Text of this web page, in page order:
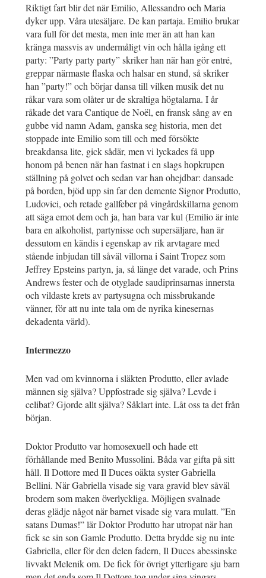
Riktigt fart blir det när Emilio, Allessandro och Maria
dyker upp. Våra utesäljare. De kan partaja. Emilio brukar
vara full för det mesta, men inte mer än att han kan
kränga massvis av undermåligt vin och hålla igång ett
party: ”Party party party” skriker han när han gör entré,
greppar närmaste flaska och halsar en stund, så skriker
han ”party!” och börjar dansa till vilken musik det nu
råkar vara som olåter ur de skraltiga högtalarna. I år
råkade det vara Cantique de Noël, en fransk sång av en
gubbe vid namn Adam, ganska seg historia, men det
stoppade inte Emilio som till och med försökte
breakdansa lite, gick sådär, men vi lyckades få upp
honom på benen när han fastnat i en slags hopkrupen
ställning på golvet och sedan var han ohejdbar: dansade
på borden, bjöd upp sin far den demente Signor Produtto,
Ludovici, och retade gallfeber på vingårdskillarna genom
att säga emot dem och ja, han bara var kul (Emilio är inte
bara en alkoholist, partynisse och supersäljare, han är
dessutom en kändis i egenskap av rik arvtagare med
stående inbjudan till såväl villorna i Saint Tropez som
Jeffrey Epsteins partyn, ja, så länge det varade, och Prins
Andrews fester och de otyglade saudiprinsarnas innersta
och vildaste krets av partysugna och missbrukande
vänner, för att nu inte tala om de nyrika kinesernas
dekadenta värld).
Intermezzo
Men vad om kvinnorna i släkten Produtto, eller avlade
männen sig själva? Uppfostrade sig själva? Levde i
celibat? Gjorde allt själva? Såklart inte. Låt oss ta det från
början.
Doktor Produtto var homosexuell och hade ett
förhållande med Benito Mussolini. Båda var gifta på sitt
håll. Il Dottore med Il Duces oäkta syster Gabriella
Bellini. När Gabriella visade sig vara gravid blev såväl
brodern som maken överlyckliga. Möjligen svalnade
deras glädje något när barnet visade sig vara mulatt. ”En
satans Dumas!” lär Doktor Produtto har utropat när han
fick se sin son Gamle Produtto. Detta brydde sig nu inte
Gabriella, eller för den delen fadern, Il Duces abessinske
livvakt Melenik om. De fick för övrigt ytterligare sju barn